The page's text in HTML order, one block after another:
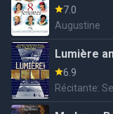
7.0
Augustine
Lumière
6.9
Récitante: